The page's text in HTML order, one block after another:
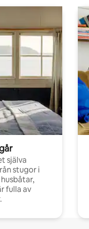
själva
stugor i
fulla av